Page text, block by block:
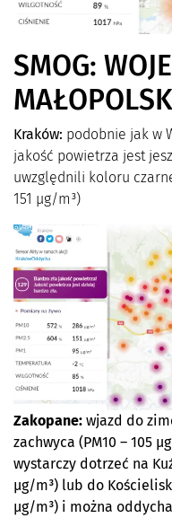
SMOG:
Kraków: podobnie jak w
jakość powietrza jest
uwzględnili koloru
151 µg/m³)
Zakopane: wjazd do
zachwyca (PM10 – 105
wystarczy dotrzeć na
µg/m³) lub do
µg/m³) i można